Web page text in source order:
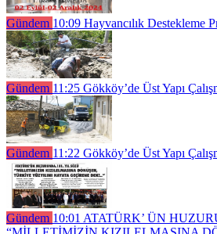
Gündem 10:09 Hayvancılık Destekleme
Gündem 11:25 Gökköy’de Üst Yapı
Gündem 11:22 Gökköy’de Üst Yapı
Gündem 10:01 ATATÜRK’ ÜN